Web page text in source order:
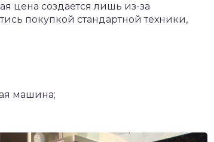
цена создается лишь из-за
покупкой стандартной техники,
машина;